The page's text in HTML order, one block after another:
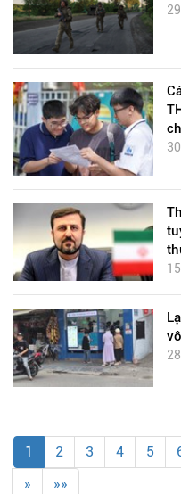
1 2 3 4 5
»
»»